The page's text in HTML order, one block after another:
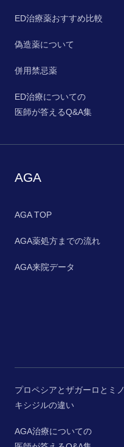
ED治療薬おすすめ比較
偽造薬について
併用禁忌薬
ED治療についての
医師が答えるQ&A集
AGA
AGA TOP
AGA薬処方までの流れ
AGA来院データ
プロペシアとザガーロとミノ
キシジルの違い
AGA治療についての